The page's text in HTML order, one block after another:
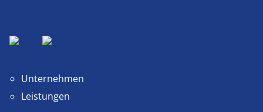
Unternehmen
Leistungen